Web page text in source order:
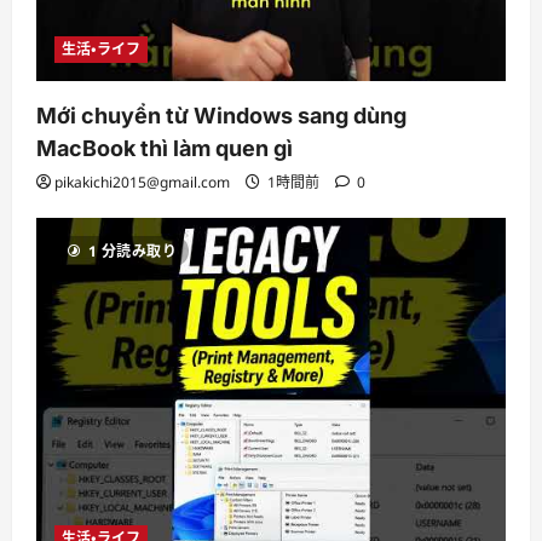
生活・ライフ
Mới chuyển từ Windows sang dùng
MacBook thì làm quen gì
pikakichi2015@gmail.com 1時間前 0
1 分読み取り